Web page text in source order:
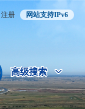
注册 网站支持IPv6
高级搜索
高级搜索